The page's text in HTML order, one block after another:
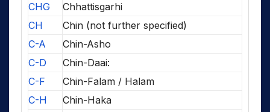
CHG
Chhattisgarhi
CH
Chin (not further specified)
C-A
Chin-Asho
C-D
Chin-Daai:
C-F
Chin-Falam / Halam
C-H
Chin-Haka